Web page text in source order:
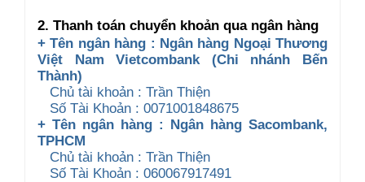
2. Thanh toán chuyển khoản qua ngân hàng
+ Tên ngân hàng : Ngân hàng Ngoại Thương
Việt Nam Vietcombank (Chi nhánh Bến
Thành)
Chủ tài khoản : Trần Thiện
Số Tài Khoản : 0071001848675
+ Tên ngân hàng : Ngân hàng Sacombank,
TPHCM
Chủ tài khoản : Trần Thiện
Số Tài Khoản : 060067917491